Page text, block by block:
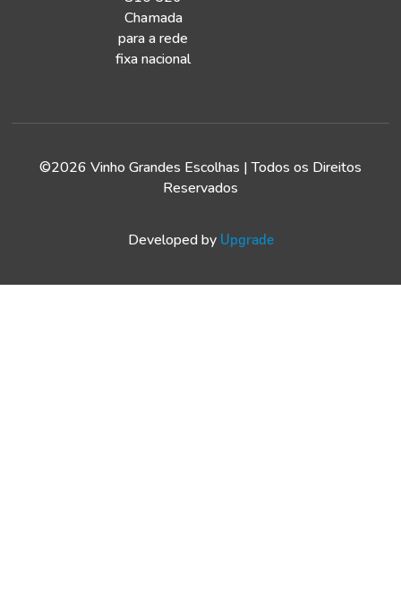
Chamada
para a rede
fixa nacional
©2026 Vinho Grandes Escolhas | Todos os Direitos
Reservados
Developed by Upgrade